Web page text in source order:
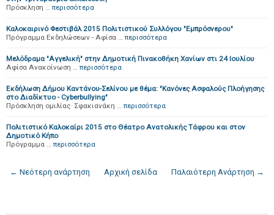
Πρόσκληση … περισσότερα
Καλοκαιρινό Φεστιβάλ 2015 Πολιτιστικού Συλλόγου "Εμπρόσνερου"
Πρόγραμμα Εκδηλώσεων - Αφίσα … περισσότερα
Μελόδραμα "Αγγελική" στην Δημοτική Πινακοθήκη Χανίων στι 24 Ιουλίου
Αφίσα Ανακοίνωση … περισσότερα
Εκδήλωση Δήμου Καντάνου-Σελίνου με θέμα: "Κανόνες Ασφαλούς Πλοήγησης
στο Διαδίκτυο - Cyberbullying"
Πρόσκληση ομιλίας Σφακιανάκη … περισσότερα
Πολιτιστικό Καλοκαίρι 2015 στο Θέατρο Ανατολικής Τάφρου και στον
Δημοτικό Κήπο
Πρόγραμμα … περισσότερα
← Νεότερη ανάρτηση Παλαιότερη Ανάρτηση →
Αρχική σελίδα